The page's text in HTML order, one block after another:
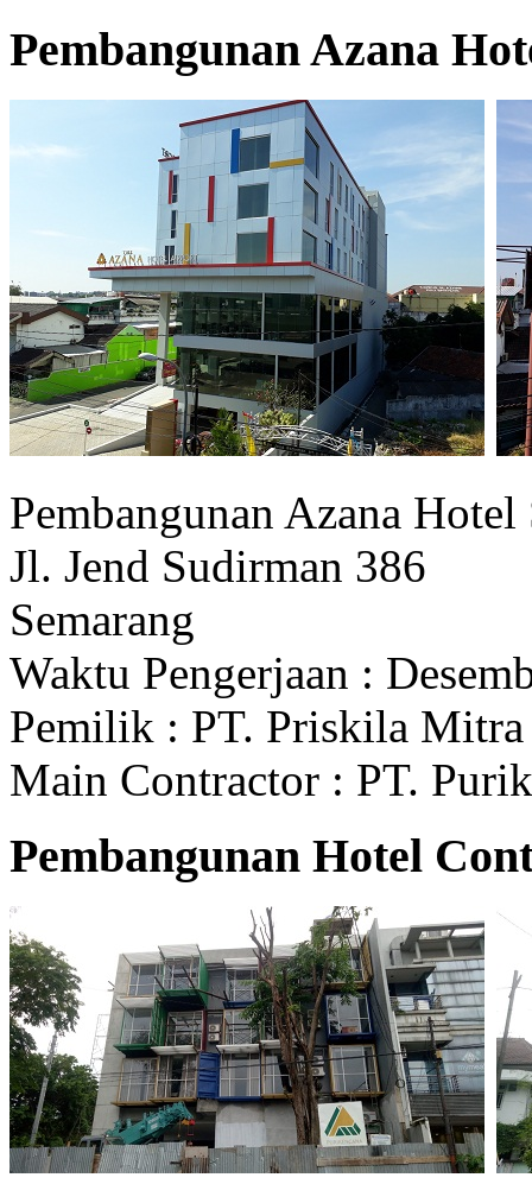
Pembangunan Azana
Pembangunan Azana Hotel
Jl. Jend Sudirman 386
Semarang
Waktu Pengerjaan :
Pemilik : PT. Priskila Mitra
Main Contractor : PT.
Pembangunan Hotel